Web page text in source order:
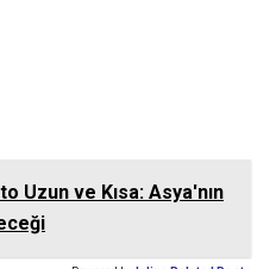
Uzun ve Kısa: Asya'nın